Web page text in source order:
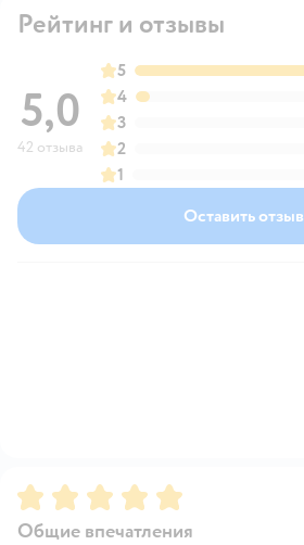
Рейтинг и отзывы
5,0
42 отзыва
5
4
3
2
1
Оставить отзыв
Рейтинг:5
Общие впечатления